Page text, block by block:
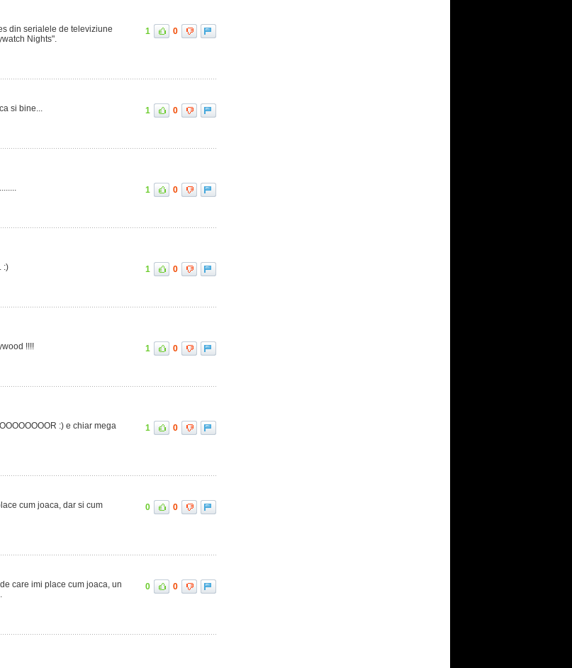
din serialele de televiziune
Nights".
1 0
si bine... 1 0
1 0
:) 1 0
!!!! 1 0
:) e chiar mega
1 0
cum joaca, dar si cum
0 0
care imi place cum joaca, un
0 0